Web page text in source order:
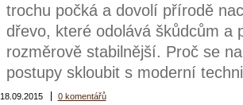
trochu počká a dovolí přírodě
dřevo, které odolává škůdcům
rozměrově stabilnější. Proč se
postupy skloubit s moderní
18.09.2015 0 komentářů